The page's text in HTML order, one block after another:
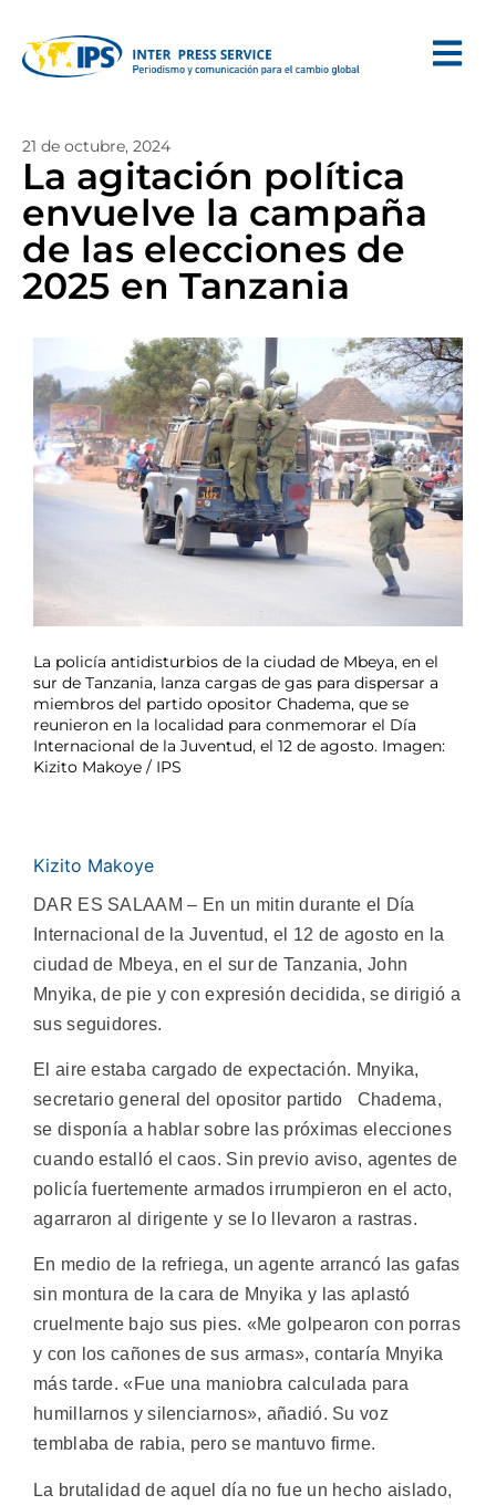
21 de octubre, 2024
La agitación política
envuelve la campaña
de las elecciones de
2025 en Tanzania
La policía antidisturbios de la ciudad de Mbeya, en el
sur de Tanzania, lanza cargas de gas para dispersar a
miembros del partido opositor Chadema, que se
reunieron en la localidad para conmemorar el Día
Internacional de la Juventud, el 12 de agosto. Imagen:
Kizito Makoye / IPS
Kizito Makoye
DAR ES SALAAM – En un mitin durante el Día
Internacional de la Juventud, el 12 de agosto en la
ciudad de Mbeya, en el sur de Tanzania, John
Mnyika, de pie y con expresión decidida, se dirigió a
sus seguidores.
El aire estaba cargado de expectación. Mnyika,
secretario general del opositor partido Chadema,
se disponía a hablar sobre las próximas elecciones
cuando estalló el caos. Sin previo aviso, agentes de
policía fuertemente armados irrumpieron en el acto,
agarraron al dirigente y se lo llevaron a rastras.
En medio de la refriega, un agente arrancó las gafas
sin montura de la cara de Mnyika y las aplastó
cruelmente bajo sus pies. «Me golpearon con porras
y con los cañones de sus armas», contaría Mnyika
más tarde. «Fue una maniobra calculada para
humillarnos y silenciarnos», añadió. Su voz
temblaba de rabia, pero se mantuvo firme.
La brutalidad de aquel día no fue un hecho aislado,